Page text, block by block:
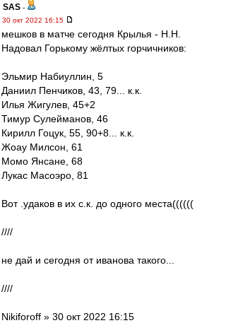
SAS -
30 окт 2022 16:15
мешков в матче сегодня Крылья - Н.Н.
Надовал Горькому жёлтых горчичников:
Эльмир Набиуллин, 5
Даниил Пенчиков, 43, 79... к.к.
Илья Жигулев, 45+2
Тимур Сулейманов, 46
Кирилл Гоцук, 55, 90+8... к.к.
Жоау Милсон, 61
Момо Янсане, 68
Лукас Масоэро, 81
Вот .удаков в их с.к. до одного места((((((
////
не дай и сегодня от иванова такого...
////
Nikiforoff » 30 окт 2022 16:15